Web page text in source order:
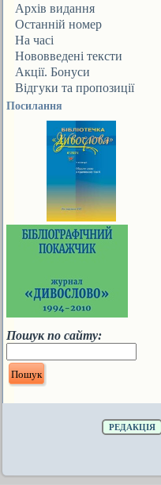
ДИВОСЛОВА
Архів видання
Останній номер
На часі
Нововведені тексти
Акції. Бонуси
Відгуки та пропозиції
Посилання
Пошук по сайту:
РЕДАКЦІЯ